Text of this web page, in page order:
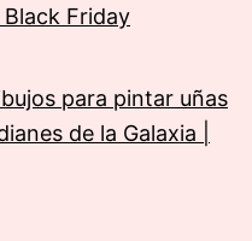
Friday
para pintar uñas
de la Galaxia |